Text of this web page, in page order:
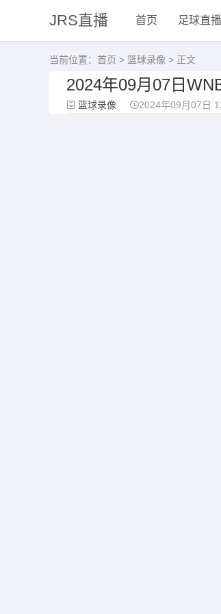
JRS直播 首页 足球直播
当前位置： 首页 > 篮球录像 > 正文
2024年09月07日
篮球录像 2024年09月07日